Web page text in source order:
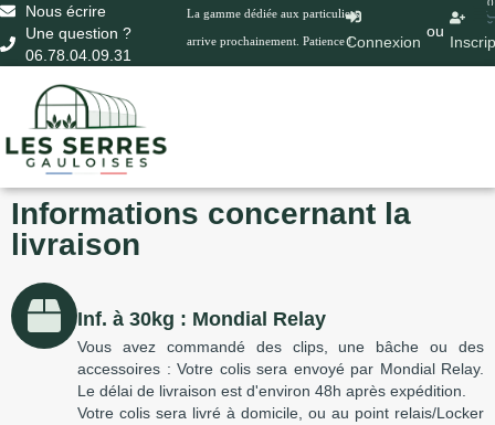
Nous écrire
Une question ?
06.78.04.09.31
La gamme dédiée aux particuliers
arrive prochainement. Patience !Connexion
ou
0
Informations concernant la
livraison
Inf. à 30kg : Mondial Relay
Vous avez commandé des clips, une bâche ou des
accessoires : Votre colis sera envoyé par Mondial Relay.
Le délai de livraison est d'environ 48h après expédition.
Votre colis sera livré à domicile, ou au point relais/Locker